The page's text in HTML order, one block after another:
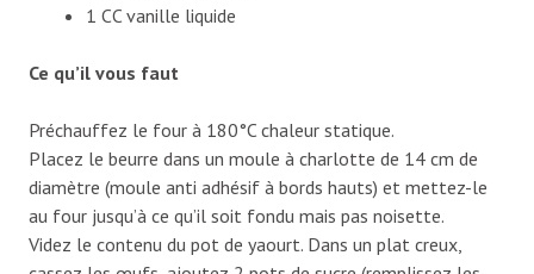
1 CC vanille liquide
Ce qu’il vous faut
Préchauffez le four à 180°C chaleur statique.
Placez le beurre dans un moule à charlotte de 14 cm de
diamètre (moule anti adhésif à bords hauts) et mettez-le
au four jusqu’à ce qu’il soit fondu mais pas noisette.
Videz le contenu du pot de yaourt. Dans un plat creux,